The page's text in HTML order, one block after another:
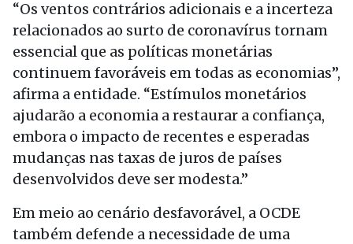
“Os ventos contrários adicionais e a incerteza
relacionados ao surto de coronavírus tornam
essencial que as políticas monetárias
continuem favoráveis em todas as economias”,
afirma a entidade. “Estímulos monetários
ajudarão a economia a restaurar a confiança,
embora o impacto de recentes e esperadas
mudanças nas taxas de juros de países
desenvolvidos deve ser modesta.”
Em meio ao cenário desfavorável, a OCDE
também defende a necessidade de uma